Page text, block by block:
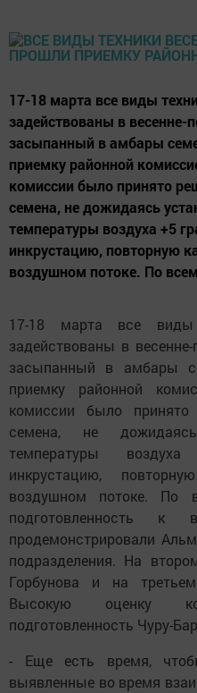
17-18 марта все виды
задействованы в весенне-
засыпанный в амбары
приемку районной
комиссии было принято
семена, не дожидаясь
температуры воздуха +5
инкрустацию, повторную
воздушном потоке. По
17-18 марта все виды
задействованы в
засыпанный в амбары
приемку районной
комиссии было принято
семена, не
температуры
инкрустацию,
воздушном потоке. По
подготовленность к
продемонстрировали
подразделения. На
Горбунова и на
Высокую оценку
подготовленность Чуру-
- Еще есть время,
выявленные во время